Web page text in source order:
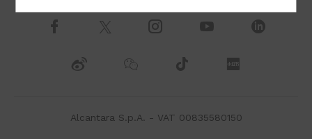
Alcantara S.p.A. - VAT 00835580150